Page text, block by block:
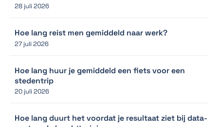
28 juli 2026
Hoe lang reist men gemiddeld naar werk?
27 juli 2026
Hoe lang huur je gemiddeld een fiets voor een
stedentrip
20 juli 2026
Hoe lang duurt het voordat je resultaat ziet bij data-